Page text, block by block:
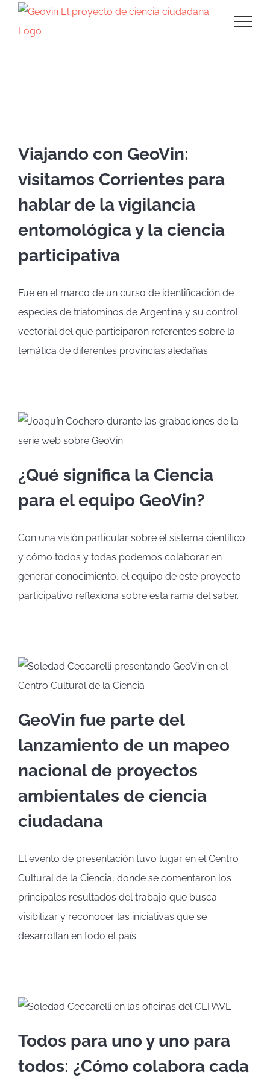
Saltar
Viajando con GeoVin:
visitamos Corrientes para
hablar de la vigilancia
entomológica y la ciencia
participativa
Fue en el marco de un curso de identificación de
especies de triatominos de Argentina y su control
vectorial del que participaron referentes sobre la
temática de diferentes provincias aledañas
¿Qué significa la Ciencia
para el equipo GeoVin?
Con una visión particular sobre el sistema científico
y cómo todos y todas podemos colaborar en
generar conocimiento, el equipo de este proyecto
participativo reflexiona sobre esta rama del saber.
GeoVin fue parte del
lanzamiento de un mapeo
nacional de proyectos
ambientales de ciencia
ciudadana
El evento de presentación tuvo lugar en el Centro
Cultural de la Ciencia, donde se comentaron los
principales resultados del trabajo que busca
visibilizar y reconocer las iniciativas que se
desarrollan en todo el país.
Todos para uno y uno para
todos: ¿Cómo colabora cada